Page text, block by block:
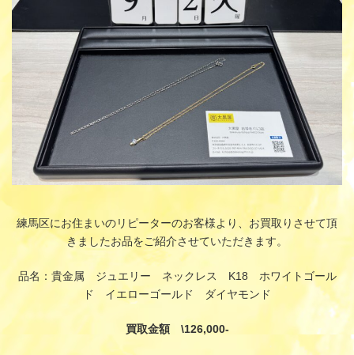
練馬区にお住まいのリピーターのお客様より、お買取りさせて頂
きましたお品をご紹介させていただきます。
品名：貴金属 ジュエリー ネックレス K18 ホワイトゴール
ド イエローゴールド ダイヤモンド
買取金額 \126,000-